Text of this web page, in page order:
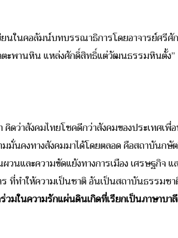
ยนในคอลัมน์บทบรรณาธิการโดยอาจารย์ศรี
ะพานหิน แหล่งศักดิ์สิทธิ์แต่วัฒนธรรมหินตั้ง”
ดว่าสังคมไทยโชคดีกว่าสังคมของประเทศเ
มมั่นคงทางสังคมมาได้โดยตลอด คือสถาบันก
นและความขัดแย้งทางการเมือง เศรษฐกิจ
ที่ทำให้ความเป็นชาติ อันเป็นสถาบันธรรมช
วมในความรักแผ่นดินเกิดที่เรียกเป็นภาษาบ